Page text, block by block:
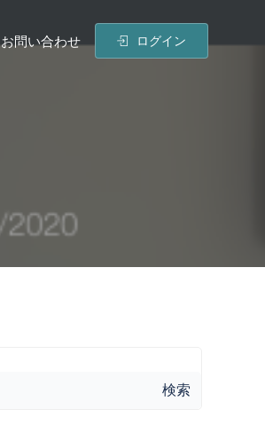
お問い合わせ ログイン
検索